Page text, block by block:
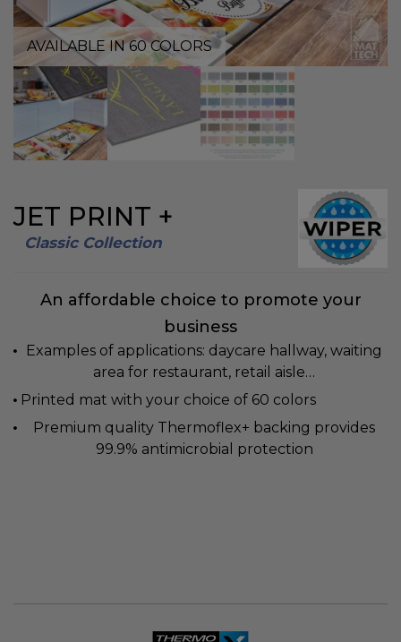
AVAILABLE IN 60 COLORS
JET PRINT +
Classic Collection
An affordable choice to promote your
business
Examples of applications: daycare hallway, waiting
area for restaurant, retail aisle…
Printed mat with your choice of 60 colors
Premium quality Thermoflex+ backing provides
99.9% antimicrobial protection